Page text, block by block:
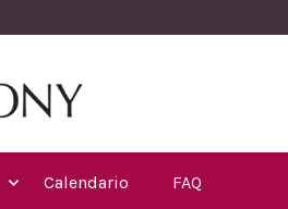
Calendario FAQ